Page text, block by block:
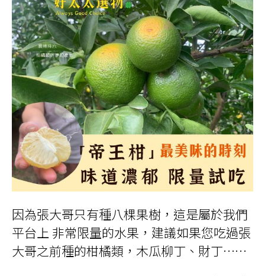
因為張大哥只有種八棵果樹，這是屬於我們
平台上 非常限量的水果，建議如果您吃過張
大哥之前種的柑橘類，木瓜柳丁、財丁……